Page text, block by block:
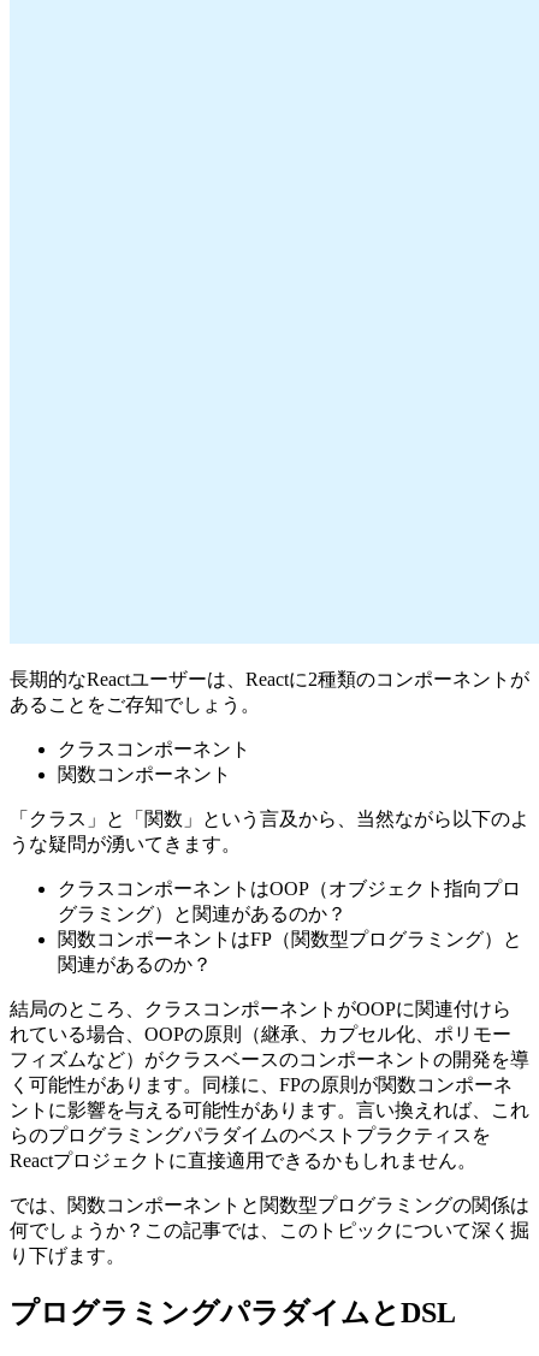
長期的なReactユーザーは、Reactに2種類のコンポーネントが
あることをご存知でしょう。
クラスコンポーネント
関数コンポーネント
「クラス」と「関数」という言及から、当然ながら以下のよ
うな疑問が湧いてきます。
クラスコンポーネントはOOP（オブジェクト指向プロ
グラミング）と関連があるのか？
関数コンポーネントはFP（関数型プログラミング）と
関連があるのか？
結局のところ、クラスコンポーネントがOOPに関連付けら
れている場合、OOPの原則（継承、カプセル化、ポリモー
フィズムなど）がクラスベースのコンポーネントの開発を導
く可能性があります。同様に、FPの原則が関数コンポーネ
ントに影響を与える可能性があります。言い換えれば、これ
らのプログラミングパラダイムのベストプラクティスを
Reactプロジェクトに直接適用できるかもしれません。
では、関数コンポーネントと関数型プログラミングの関係は
何でしょうか？この記事では、このトピックについて深く掘
り下げます。
プログラミングパラダイムとDSL